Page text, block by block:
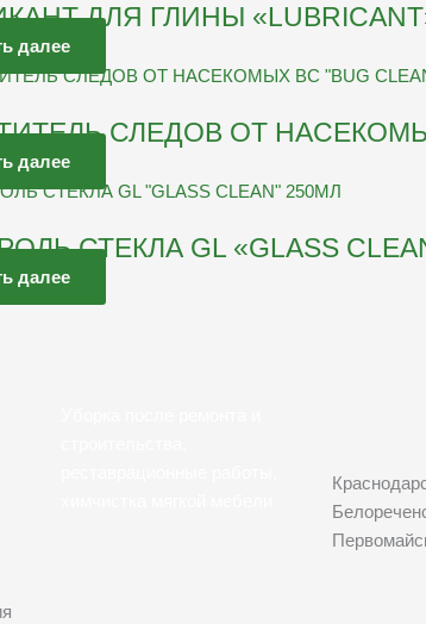
ДЛЯ ГЛИНЫ
далее
СЛЕДОВ ОТ НАСЕКОМЫХ
далее
СТЕКЛА GL «GLASS
далее